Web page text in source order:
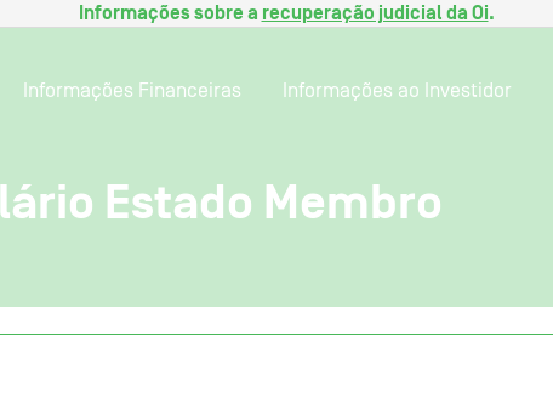
Informações sobre a recuperação judicial da Oi.
Informações Financeiras Informações ao Investidor
Estado Membro